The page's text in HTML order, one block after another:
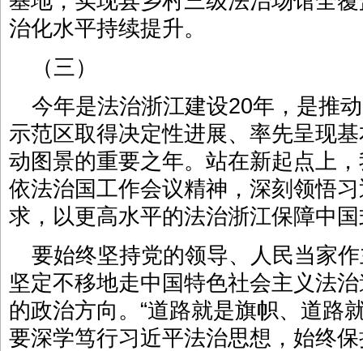
治化水平持续提升。
（三）
今年是法治浙江建设20年，是推
示范区取得决定性进展、率先呈现
动图景的重要之年。站在新起点上
依法治国工作会议精神，深刻领悟
求，以更高水平的法治浙江保障中
要始终坚持党的领导、人民当家
坚定不移地走中国特色社会主义法
的政治方向。“道路就是旗帜、道路
要深学笃行习近平法治思想，始终